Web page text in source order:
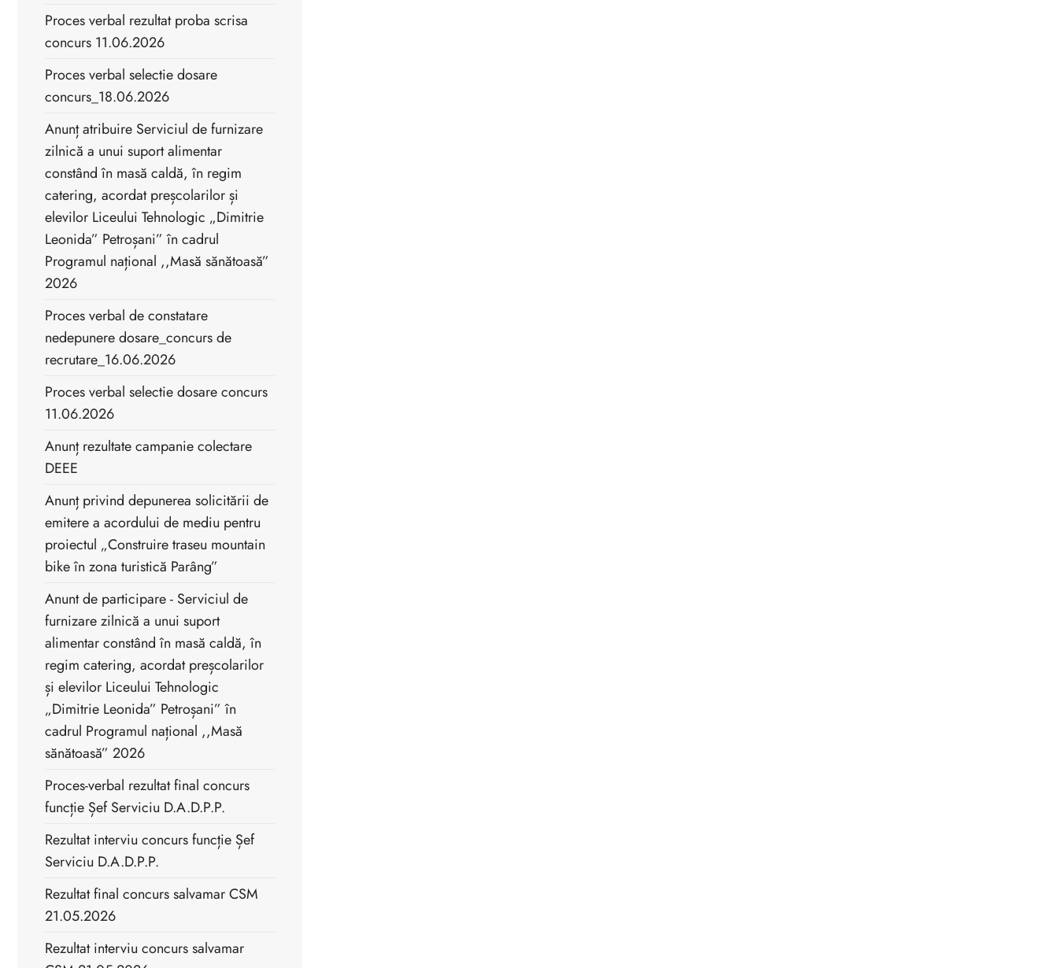
Proces verbal rezultat proba scrisa
concurs 11.06.2026
Proces verbal selectie dosare
concurs_18.06.2026
Anunț atribuire Serviciul de furnizare
zilnică a unui suport alimentar
constând în masă caldă, în regim
catering, acordat preșcolarilor și
elevilor Liceului Tehnologic „Dimitrie
Leonida” Petroșani” în cadrul
Programul național ,,Masă sănătoasă”
2026
Proces verbal de constatare
nedepunere dosare_concurs de
recrutare_16.06.2026
Proces verbal selectie dosare concurs
11.06.2026
Anunț rezultate campanie colectare
DEEE
Anunț privind depunerea solicitării de
emitere a acordului de mediu pentru
proiectul „Construire traseu mountain
bike în zona turistică Parâng”
Anunt de participare - Serviciul de
furnizare zilnică a unui suport
alimentar constând în masă caldă, în
regim catering, acordat preșcolarilor
și elevilor Liceului Tehnologic
„Dimitrie Leonida” Petroșani” în
cadrul Programul național ,,Masă
sănătoasă” 2026
Proces-verbal rezultat final concurs
funcție Șef Serviciu D.A.D.P.P.
Rezultat interviu concurs funcție Șef
Serviciu D.A.D.P.P.
Rezultat final concurs salvamar CSM
21.05.2026
Rezultat interviu concurs salvamar